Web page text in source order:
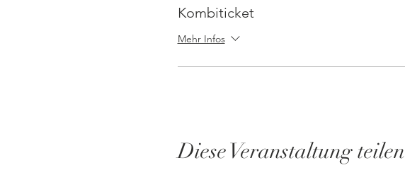
Kombiticket
Mehr Infos
Diese Veranstaltung teilen